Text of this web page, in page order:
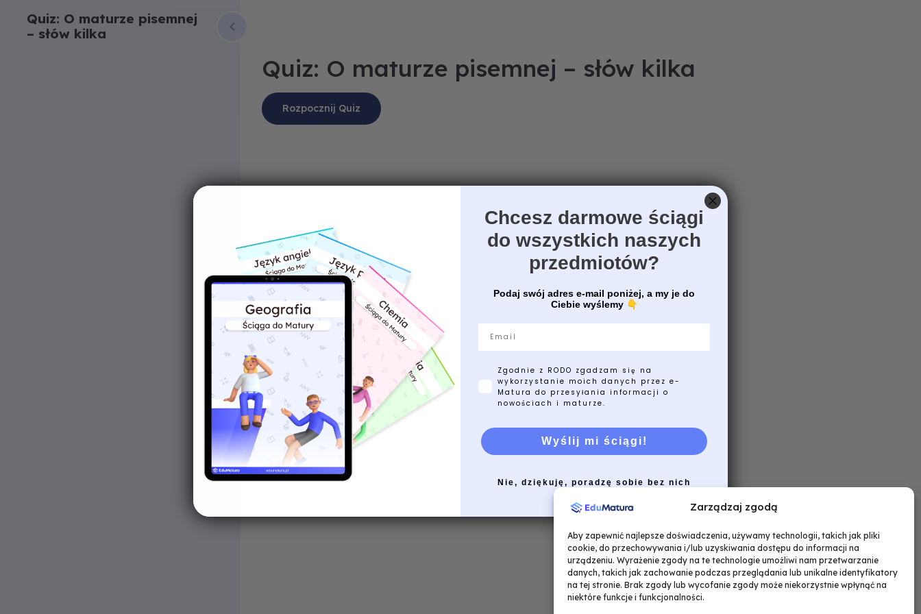
Zarządzaj zgodą
Aby zapewnić najlepsze doświadczenia, używamy technologii, takich jak pliki
cookie, do przechowywania i/lub uzyskiwania dostępu do informacji na
urządzeniu. Wyrażenie zgody na te technologie umożliwi nam przetwarzanie
danych, takich jak zachowanie podczas przeglądania lub unikalne identyfikatory
na tej stronie. Brak zgody lub wycofanie zgody może niekorzystnie wpłynąć na
niektóre funkcje i funkcjonalności.
Quiz: O maturze pisemnej
– słów kilka
Quiz: O maturze pisemnej – słów kilka
Chcesz darmowe ściągi
do wszystkich naszych
przedmiotów?
Podaj swój adres e-mail poniżej, a my je do
Ciebie wyślemy 👇
Zgodnie z RODO zgadzam się na
wykorzystanie moich danych przez e-
Matura do przesyłania informacji o
nowościach i maturze.
Wyślij mi ściągi!
Nie, dziękuję, poradzę sobie bez nich